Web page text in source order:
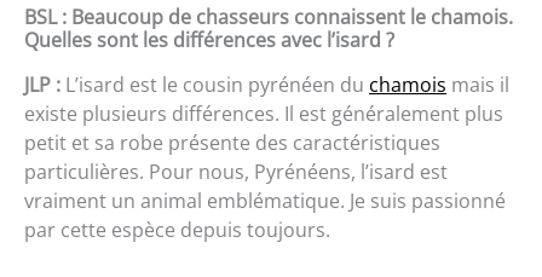
BSL : Beaucoup de chasseurs connaissent le chamois.
Quelles sont les différences avec l’isard ?
JLP : L’isard est le cousin pyrénéen du chamois mais il
existe plusieurs différences. Il est généralement plus
petit et sa robe présente des caractéristiques
particulières. Pour nous, Pyrénéens, l’isard est
vraiment un animal emblématique. Je suis passionné
par cette espèce depuis toujours.